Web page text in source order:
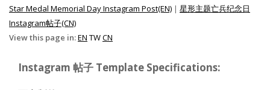
Star Medal Memorial Day Instagram Post(EN) | 星形主题亡兵纪念日
Instagram帖子(CN)
View this page in:EN TWCN
Instagram 帖子 Template Specifications: